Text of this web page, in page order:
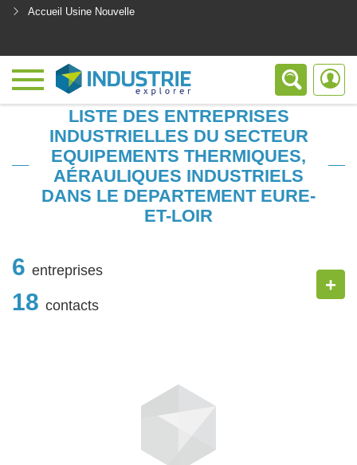
Accueil Usine Nouvelle
LISTE DES ENTREPRISES
INDUSTRIELLES DU SECTEUR
EQUIPEMENTS THERMIQUES,
AÉRAULIQUES INDUSTRIELS
DANS LE DEPARTEMENT EURE-
ET-LOIR
6 entreprises
18 contacts
+